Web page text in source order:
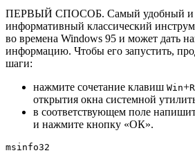
ПЕРВЫЙ СПОСОБ. Самый удобный и
информативный классический
во времена Windows 95 и может дать
информацию. Чтобы его запустить,
шаги:
нажмите сочетание клавиш Win+R
открытия окна системной
в соответствующем поле
и нажмите кнопку «ОК».
msinfo32